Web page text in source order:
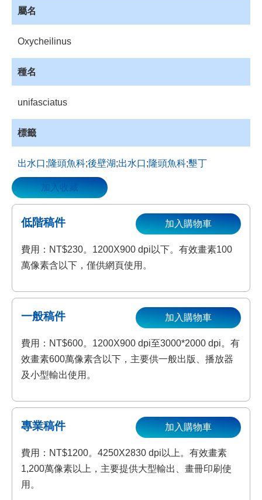
收
藏
登
入
屬名
Oxycheilinus
種名
unifasciatus
標籤
出水口;隆頭魚科;後壁湖;出水口;隆頭魚科;墾丁
加入收藏
低階稿件
費用：NT$230。1200X900 dpi以下。有效畫素100
萬像素含以下，僅供網頁使用。
加入購物車
一般稿件
費用：NT$600。1200X900 dpi至3000*2000 dpi。有
效畫素600萬像素含以下，主要供一般出版、播放器
及小型輸出使用。
加入購物車
專業稿件
費用：NT$1200。4250X2830 dpi以上。有效畫素
1,200萬像素以上，主要提供大型輸出、畫冊印刷使
用。
加入購物車